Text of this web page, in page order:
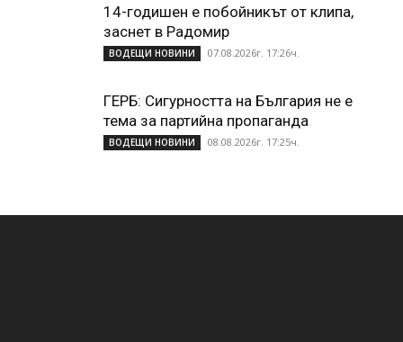
14-годишен е побойникът от клипа,
заснет в Радомир
ВОДЕЩИ НОВИНИ 07.08.2026г. 17:26ч.
ГЕРБ: Сигурността на България не е
тема за партийна пропаганда
ВОДЕЩИ НОВИНИ 08.08.2026г. 17:25ч.